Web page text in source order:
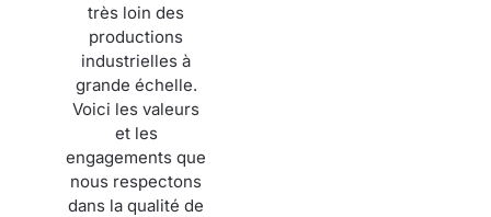
très loin des
productions
industrielles à
grande échelle.
Voici les valeurs
et les
engagements que
nous respectons
dans la qualité de